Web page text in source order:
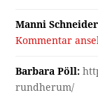
Manni
Kommentar
Barbara Pöll:
rundherum/